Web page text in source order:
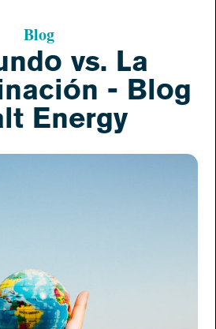
Blog
vs. La
- Blog
Energy